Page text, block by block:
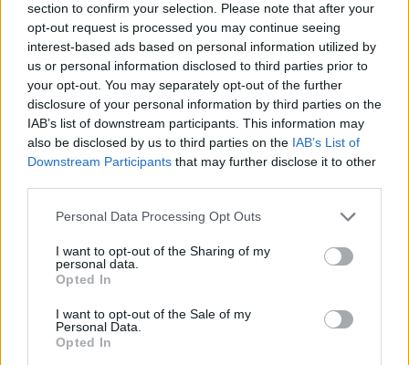
section to confirm your selection. Please note that after your
opt-out request is processed you may continue seeing
interest-based ads based on personal information utilized by
us or personal information disclosed to third parties prior to
your opt-out. You may separately opt-out of the further
disclosure of your personal information by third parties on the
IAB’s list of downstream participants. This information may
also be disclosed by us to third parties on the IAB’s List of
Downstream Participants that may further disclose it to other
Please note that this website/app uses one or more Google
not limited to your visit or usage behaviour. You may click to
grant or deny consent to Google and its third-party tags to
use your data for below specified purposes in below Google
consent section.
Personal Data Processing Opt Outs
I want to opt-out of the Sharing of my
personal data.
Opted In
I want to opt-out of the Sale of my
Personal Data.
Opted In